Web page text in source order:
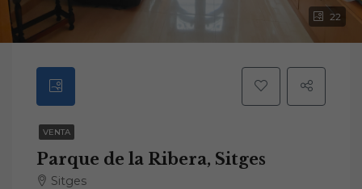
22
VENTA
Parque de la Ribera, Sitges
Sitges